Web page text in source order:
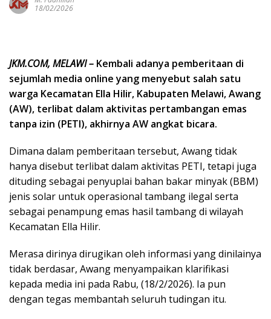
18/02/2026
JKM.COM, MELAWI – Kembali adanya pemberitaan di
sejumlah media online yang menyebut salah satu
warga Kecamatan Ella Hilir, Kabupaten Melawi, Awang
(AW), terlibat dalam aktivitas pertambangan emas
tanpa izin (PETI), akhirnya AW angkat bicara.
Dimana dalam pemberitaan tersebut, Awang tidak
hanya disebut terlibat dalam aktivitas PETI, tetapi juga
dituding sebagai penyuplai bahan bakar minyak (BBM)
jenis solar untuk operasional tambang ilegal serta
sebagai penampung emas hasil tambang di wilayah
Kecamatan Ella Hilir.
Merasa dirinya dirugikan oleh informasi yang dinilainya
tidak berdasar, Awang menyampaikan klarifikasi
kepada media ini pada Rabu, (18/2/2026). Ia pun
dengan tegas membantah seluruh tudingan itu.